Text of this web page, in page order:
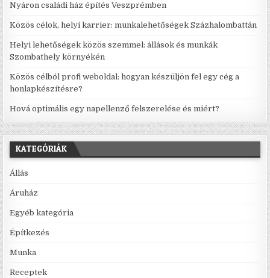
Nyáron családi ház építés Veszprémben
Közös célok, helyi karrier: munkalehetőségek Százhalombattán
Helyi lehetőségek közös szemmel: állások és munkák
Szombathely környékén
Közös célból profi weboldal: hogyan készüljön fel egy cég a
honlapkészítésre?
Hová optimális egy napellenző felszerelése és miért?
KATEGÓRIÁK
Állás
Áruház
Egyéb kategória
Építkezés
Munka
Receptek